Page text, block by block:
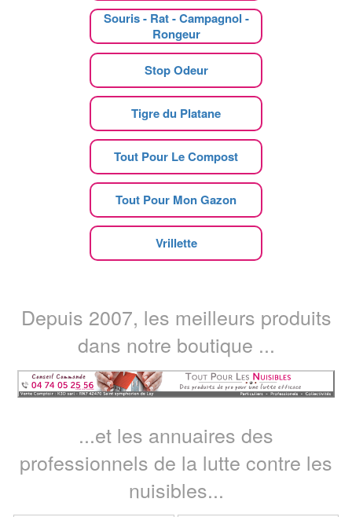
Souris - Rat - Campagnol -
Rongeur
Stop Odeur
Tigre du Platane
Tout Pour Le Compost
Tout Pour Mon Gazon
Vrillette
Depuis 2007, les meilleurs produits
dans notre boutique ...
...et les annuaires des
professionnels de la lutte contre les
nuisibles...